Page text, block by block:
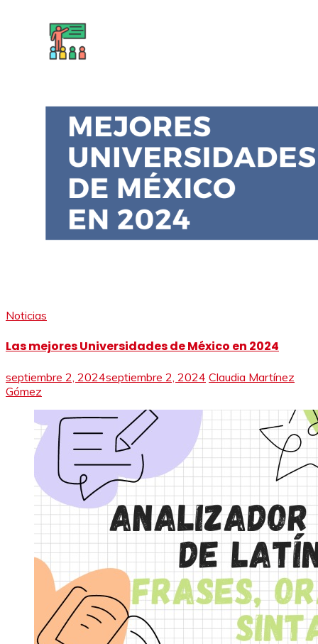
Noticias
Las mejores Universidades de México en 2024
septiembre 2, 2024septiembre 2, 2024 Claudia Martínez
Gómez